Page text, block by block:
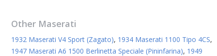
Other Maserati
1932 Maserati V4 Sport (Zagato), 1934 Maserati 1100 Tipo 4CS,
1947 Maserati A6 1500 Berlinetta Speciale (Pininfarina), 1949